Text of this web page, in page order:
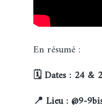
En résumé :
🗓️ Dates : 24 &
📍 Lieu : @9-